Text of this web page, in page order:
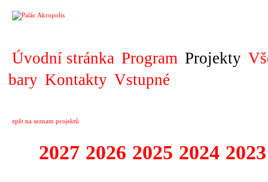
Úvodní stránka Program Projekty
bary Kontakty Vstupné
zpět na seznam projektů
2027 2026 2025 2024 2023